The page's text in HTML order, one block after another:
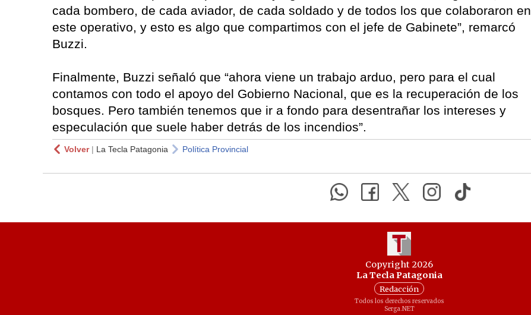
cada bombero, de cada aviador, de cada soldado y de todos los que colaboraron en
este operativo, y esto es algo que compartimos con el jefe de Gabinete”, remarcó
Buzzi.
Finalmente, Buzzi señaló que “ahora viene un trabajo arduo, pero para el cual
contamos con todo el apoyo del Gobierno Nacional, que es la recuperación de los
bosques. Pero también tenemos que ir a fondo para desentrañar los intereses y
especulación que suele haber detrás de los incendios”.
Volver| La Tecla Patagonia Política Provincial
Copyright 2026
La Tecla Patagonia
Redacción
Todos los derechos reservados
Serga.NET